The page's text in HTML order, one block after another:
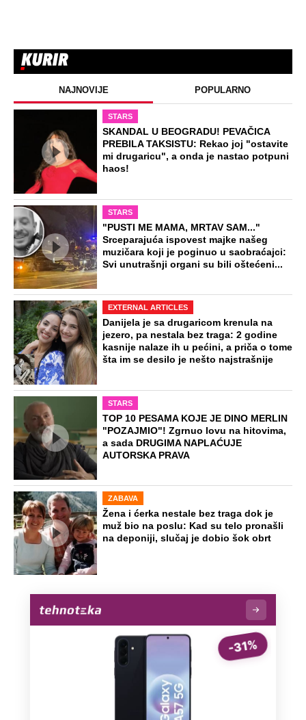
NAJNOVIJE POPULARNO
STARS
SKANDAL U BEOGRADU! PEVAČICA
PREBILA TAKSISTU: Rekao joj "ostavite
mi drugaricu", a onda je nastao potpuni
haos!
STARS
"PUSTI ME MAMA, MRTAV SAM..."
Srceparajuća ispovest majke našeg
muzičara koji je poginuo u saobraćajci:
Svi unutrašnji organi su bili oštećeni...
EXTERNAL ARTICLES
Danijela je sa drugaricom krenula na
jezero, pa nestala bez traga: 2 godine
kasnije nalaze ih u pećini, a priča o tome
šta im se desilo je nešto najstrašnije
STARS
TOP 10 PESAMA KOJE JE DINO MERLIN
"POZAJMIO"! Zgrnuo lovu na hitovima,
a sada DRUGIMA NAPLAĆUJE
AUTORSKA PRAVA
ZABAVA
Žena i ćerka nestale bez traga dok je
muž bio na poslu: Kad su telo pronašli
na deponiji, slučaj je dobio šok obrt